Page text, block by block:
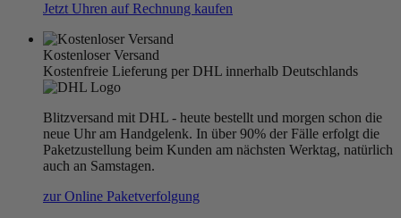
Jetzt Uhren auf Rechnung kaufen
Kostenloser Versand
Kostenfreie Lieferung per DHL innerhalb Deutschlands
Blitzversand mit DHL - heute bestellt und morgen schon die
neue Uhr am Handgelenk. In über 90% der Fälle erfolgt die
Paketzustellung beim Kunden am nächsten Werktag, natürlich
auch an Samstagen.
zur Online Paketverfolgung